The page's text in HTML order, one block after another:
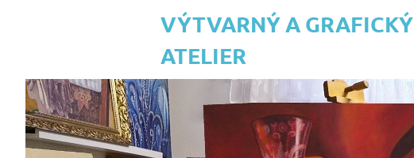
VÝTVARNÝ A GRAFICKÝ
ATELIER